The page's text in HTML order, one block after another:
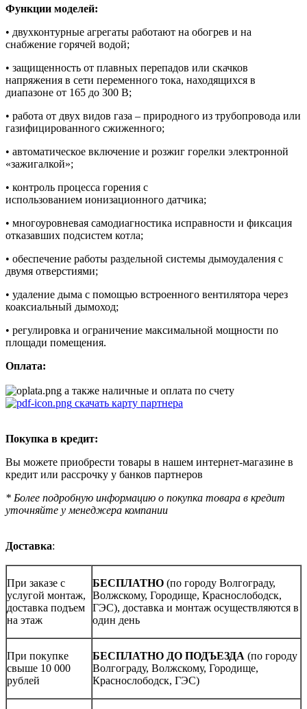
Функции моделей:
• двухконтурные агрегаты работают на обогрев и на
снабжение горячей водой;
• защищенность от плавных перепадов или скачков
напряжения в сети переменного тока, находящихся в
диапазоне от 165 до 300 В;
• работа от двух видов газа – природного из трубопровода или
газифицированного сжиженного;
• автоматическое включение и розжиг горелки электронной
«зажигалкой»;
• контроль процесса горения с
использованием ионизационного датчика;
• многоуровневая самодиагностика исправности и фиксация
отказавших подсистем котла;
• обеспечение работы раздельной системы дымоудаления с
двумя отверстиями;
• удаление дыма с помощью встроенного вентилятора через
коаксиальный дымоход;
• регулировка и ограничение максимальной мощности по
площади помещения.
Оплата:
а также наличные и оплата по счету
скачать карту партнера
Покупка в кредит:
Вы можете приобрести товары в нашем интернет-магазине в
кредит или рассрочку у банков партнеров
* Более подробную информацию о покупка товара в кредит
уточняйте у менеджера компании
Доставка:
При заказе с
услугой монтаж,
доставка подъем
на этаж
БЕСПЛАТНО (по городу Волгограду,
Волжскому, Городище, Краснослободск,
ГЭС), доставка и монтаж осуществляются в
один день
При покупке
свыше 10 000
рублей
БЕСПЛАТНО ДО ПОДЪЕЗДА (по городу
Волгограду, Волжскому, Городище,
Краснослободск, ГЭС)